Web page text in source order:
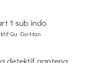
Gu Do-Han
detektif ganteng,